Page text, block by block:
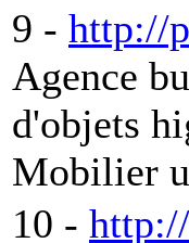
9 - http://
Agence
d'objets
Mobilier
10 -